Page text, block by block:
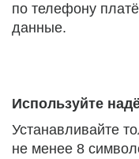
по телефону
данные.
Используйте
Устанавливайте
не менее 8